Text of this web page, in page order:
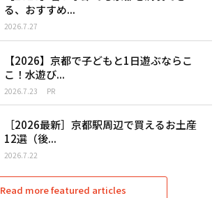
る、おすすめ...
2026.7.27
【2026】京都で子どもと1日遊ぶならこ
こ！水遊び...
2026.7.23 PR
［2026最新］京都駅周辺で買えるお土産
12選（後...
2026.7.22
Read more featured articles